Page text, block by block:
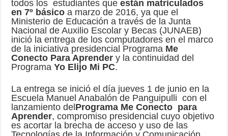
todos los estudiantes que están matriculados
en 7º básicoa marzo de 2016, ya que el
Ministerio de Educación a través de la Junta
Nacional de Auxilio Escolar y Becas (JUNAEB)
inició la entrega de los computadores en el marco
de la iniciativa presidencial Programa Me
Conecto Para Aprender y la continuidad del
ProgramaYo Elijo Mi PC.
La entrega se inició el día jueves 1 de junio en la
Escuela Manuel Anabalón de Panguipulli con el
lanzamiento del Programa Me Conecto para
Aprender, compromiso presidencial cuyo objetivo
es acortar la brecha de acceso y uso de las